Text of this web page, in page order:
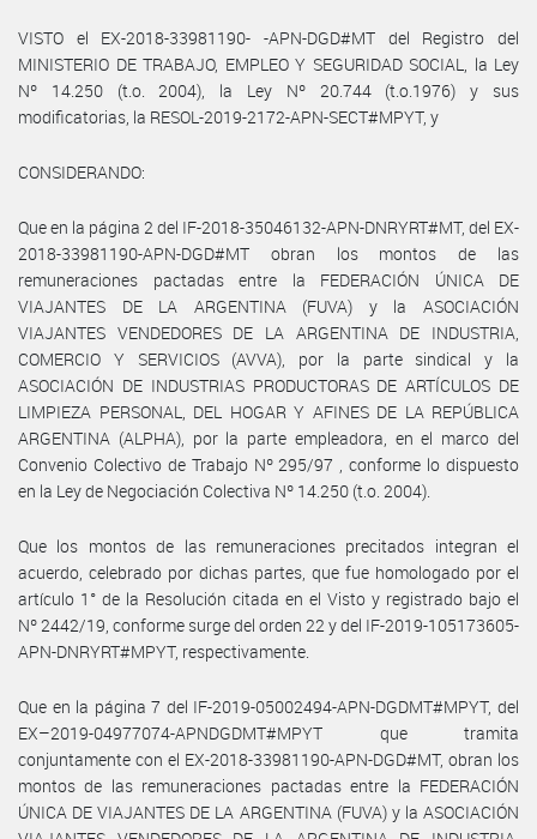
VISTO el EX-2018-33981190- -APN-DGD#MT del Registro del
MINISTERIO DE TRABAJO, EMPLEO Y SEGURIDAD SOCIAL, la Ley
Nº 14.250 (t.o. 2004), la Ley Nº 20.744 (t.o.1976) y sus
modificatorias, la RESOL-2019-2172-APN-SECT#MPYT, y
CONSIDERANDO:
Que en la página 2 del IF-2018-35046132-APN-DNRYRT#MT, del EX-
2018-33981190-APN-DGD#MT obran los montos de las
remuneraciones pactadas entre la FEDERACIÓN ÚNICA DE
VIAJANTES DE LA ARGENTINA (FUVA) y la ASOCIACIÓN
VIAJANTES VENDEDORES DE LA ARGENTINA DE INDUSTRIA,
COMERCIO Y SERVICIOS (AVVA), por la parte sindical y la
ASOCIACIÓN DE INDUSTRIAS PRODUCTORAS DE ARTÍCULOS DE
LIMPIEZA PERSONAL, DEL HOGAR Y AFINES DE LA REPÚBLICA
ARGENTINA (ALPHA), por la parte empleadora, en el marco del
Convenio Colectivo de Trabajo Nº 295/97 , conforme lo dispuesto
en la Ley de Negociación Colectiva Nº 14.250 (t.o. 2004).
Que los montos de las remuneraciones precitados integran el
acuerdo, celebrado por dichas partes, que fue homologado por el
artículo 1° de la Resolución citada en el Visto y registrado bajo el
Nº 2442/19, conforme surge del orden 22 y del IF-2019-105173605-
APN-DNRYRT#MPYT, respectivamente.
Que en la página 7 del IF-2019-05002494-APN-DGDMT#MPYT, del
EX–2019-04977074-APNDGDMT#MPYT que tramita
conjuntamente con el EX-2018-33981190-APN-DGD#MT, obran los
montos de las remuneraciones pactadas entre la FEDERACIÓN
ÚNICA DE VIAJANTES DE LA ARGENTINA (FUVA) y la ASOCIACIÓN